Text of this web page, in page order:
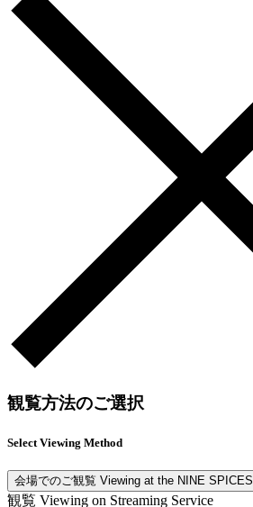
観覧方法のご選択
Select Viewing Method
会場でのご観覧 Viewing at the NINE SPICES
観覧 Viewing on Streaming Service